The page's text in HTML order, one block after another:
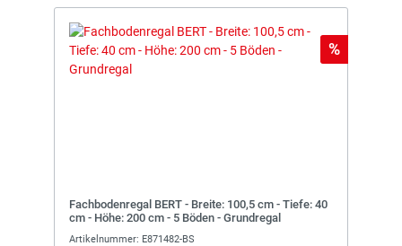
Rabatt
%
Fachbodenregal BERT - Breite: 100,5 cm - Tiefe: 40
cm - Höhe: 200 cm - 5 Böden - Grundregal
Artikelnummer: E871482-BS